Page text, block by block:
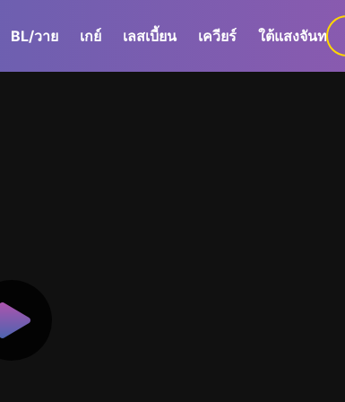
BL/วาย เกย์ เลสเบี้ยน เควียร์ ใต้แสงจันทร์